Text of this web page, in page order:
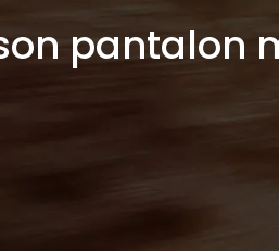
pantalon